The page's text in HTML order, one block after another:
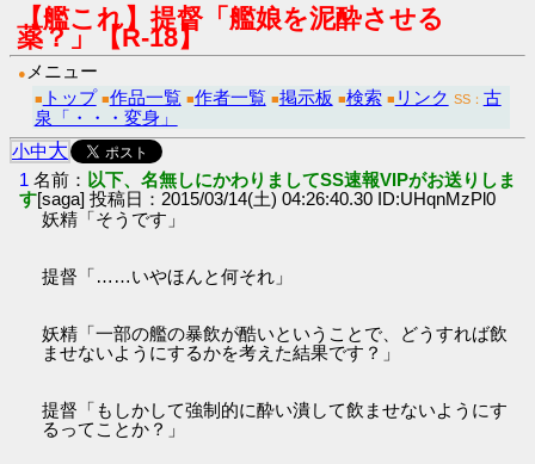
【艦これ】提督「艦娘を泥酔させる
薬？」【R-18】
● メニュー
■ トップ ■作品一覧 ■作者一覧 ■掲示板 ■検索 ■ リンク SS： 古
泉「・・・変身」
小中大
1 名前： 以下、名無しにかわりましてSS速報VIPがお送りしま
す[saga] 投稿日：2015/03/14(土) 04:26:40.30 ID:UHqnMzPl0
妖精「そうです」
提督「……いやほんと何それ」
妖精「一部の艦の暴飲が酷いということで、どうすれば飲
ませないようにするかを考えた結果です？」
提督「もしかして強制的に酔い潰して飲ませないようにす
るってことか？」